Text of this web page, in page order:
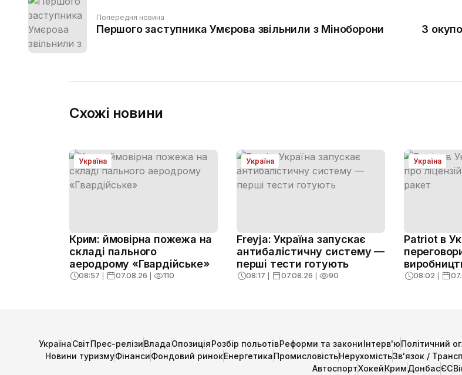
Попередня новина
Першого заступника Умєрова звільнили з Міноборони З
Схожі новини
Україна
Крим: ймовірна пожежа на
складі пального
аеродрому «Гвардійське»
08:57 ❘ 07.08.26 ❘ 110
Україна
Freyja: Україна запускає
антибалістичну систему —
перші тести готують
08:17 ❘ 07.08.26 ❘ 90
Україна
Patriot в
08:02 ❘
УкраїнаСвітПрес-релізиВладаОпозиціяРозбір польотівРеформи та закониІнтерв'юПолітичний
Новини туризмуФінансиФондовий ринокЕнергетикаПромисловістьНерухомістьЗв'язок /
АвтоспортХокейКримДонбасЄС